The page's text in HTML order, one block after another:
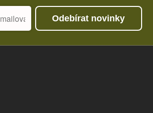
Odebírat novinky